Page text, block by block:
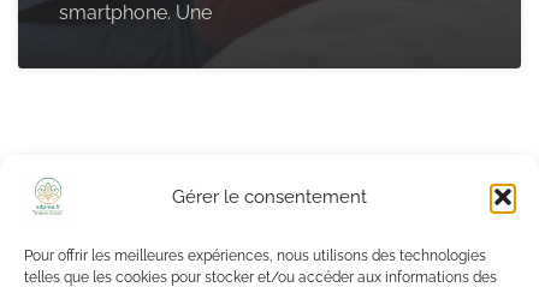
Gérer le consentement
Pour offrir les meilleures expériences, nous utilisons des technologies
telles que les cookies pour stocker et/ou accéder aux informations des
smartphone. Une
Laisser un commentaire
Votre adresse e-mail ne sera pas publiée. Les